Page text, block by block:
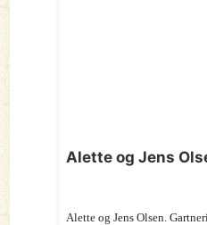
Alette og Jens
Alette og Jens Olsen.